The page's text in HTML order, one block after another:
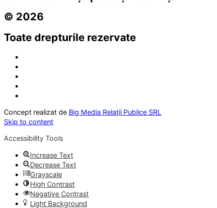
© 2026
Toate drepturile rezervate
Concept realizat de Big Media Relații Publice SRL
Skip to content
Accessibility Tools
Increase Text
Decrease Text
Grayscale
High Contrast
Negative Contrast
Light Background